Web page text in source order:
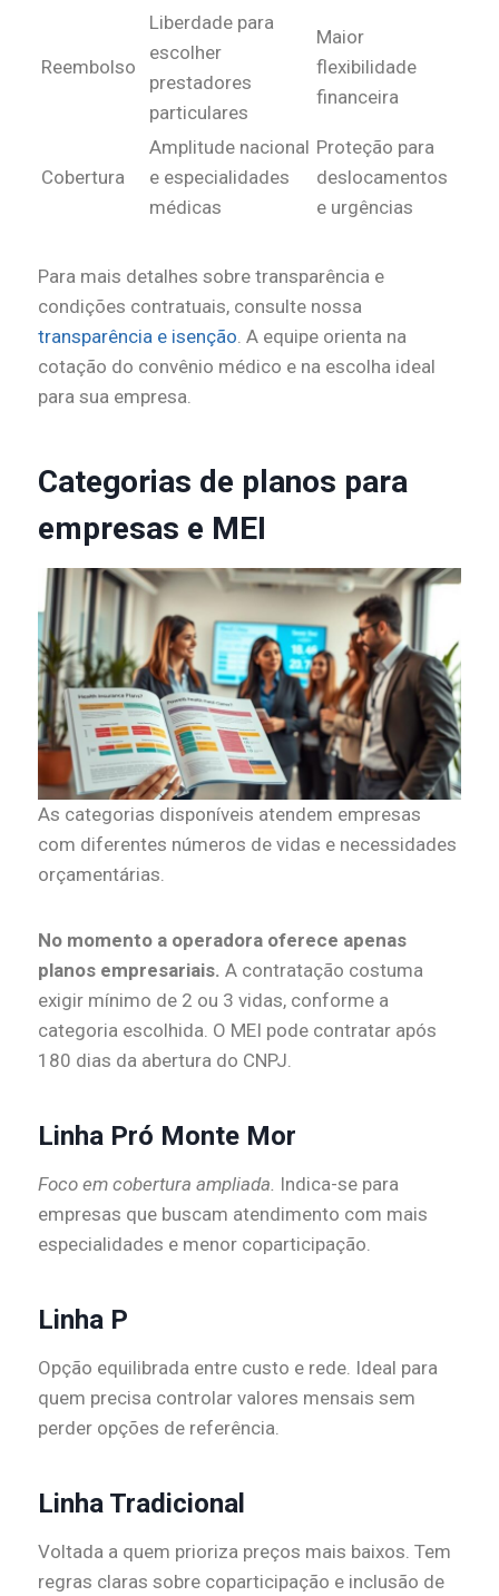
Reembolso
Liberdade para
escolher
prestadores
particulares
Maior
flexibilidade
financeira
Cobertura
Amplitude nacional
e especialidades
médicas
Proteção para
deslocamentos
e urgências
Para mais detalhes sobre transparência e
condições contratuais, consulte nossa
transparência e isenção . A equipe orienta na
cotação do convênio médico e na escolha ideal
para sua empresa.
Categorias de planos para
empresas e MEI
As categorias disponíveis atendem empresas
com diferentes números de vidas e necessidades
orçamentárias.
No momento a operadora oferece apenas
planos empresariais. A contratação costuma
exigir mínimo de 2 ou 3 vidas, conforme a
categoria escolhida. O MEI pode contratar após
180 dias da abertura do CNPJ.
Linha Pró Monte Mor
Foco em cobertura ampliada. Indica-se para
empresas que buscam atendimento com mais
especialidades e menor coparticipação.
Linha P
Opção equilibrada entre custo e rede. Ideal para
quem precisa controlar valores mensais sem
perder opções de referência.
Linha Tradicional
Voltada a quem prioriza preços mais baixos. Tem
regras claras sobre coparticipação e inclusão de